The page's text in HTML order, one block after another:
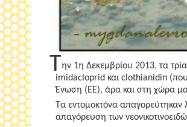
Την 1η Δεκεμβρίου 2013, τα
imidacloprid και clothianidin
Ένωση (ΕΕ), άρα και στη χώρα
Τα εντομοκτόνα
απαγόρευση των